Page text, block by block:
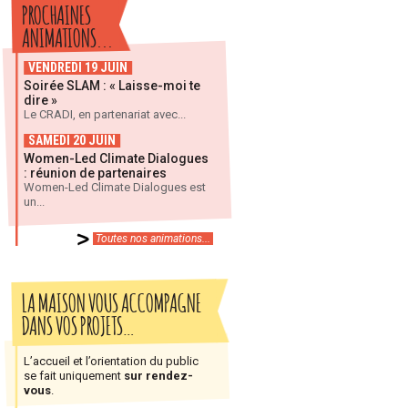
PROCHAINES
ANIMATIONS...
VENDREDI 19 JUIN
Soirée SLAM : « Laisse-moi te
dire »
Le CRADI, en partenariat avec...
SAMEDI 20 JUIN
Women-Led Climate Dialogues
: réunion de partenaires
Women-Led Climate Dialogues est
un...
Toutes nos animations...
LA MAISON VOUS ACCOMPAGNE
DANS VOS PROJETS…
L’accueil et l’orientation du public
se fait uniquement sur rendez-
vous